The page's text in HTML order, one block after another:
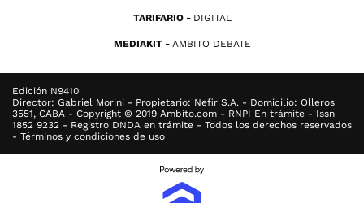
TARIFARIO DIGITAL
MEDIAKIT AMBITO DEBATE
Edición N9410
Director: Gabriel Morini - Propietario: Nefir S.A. - Domicilio: Olleros
3551, CABA - Copyright © 2019 Ambito.com - RNPI En trámite - Issn
1852 9232 - Registro DNDA en trámite - Todos los derechos reservados
- Términos y condiciones de uso